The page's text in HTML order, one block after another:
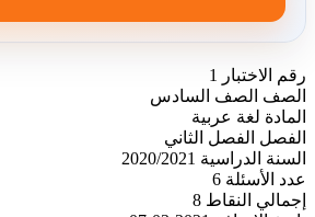
رقم الاختبار
الصف
الصف السادس
المادة لغة عربية
الفصل
الفصل الثاني
السنة الدراسية
2020/2021
عدد الأسئلة 6
إجمالي النقاط 8